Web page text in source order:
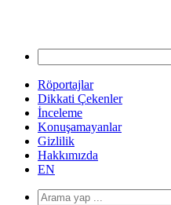
Röportajlar
Dikkati Çekenler
İnceleme
Konuşamayanlar
Gizlilik
Hakkımızda
EN